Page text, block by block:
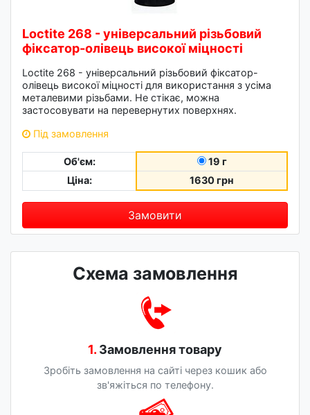
Loctite 268 - універсальний різьбовий
фіксатор-олівець високої міцності
Loctite 268 - універсальний різьбовий фіксатор-
олівець високої міцності для використання з усіма
металевими різьбами. Не стікає, можна
застосовувати на перевернутих поверхнях.
Під замовлення
Об'єм:
19 г
Ціна:
1630 грн
Замовити
Схема замовлення
1. Замовлення товару
Зробіть замовлення на сайті через кошик або
зв'яжіться по телефону.